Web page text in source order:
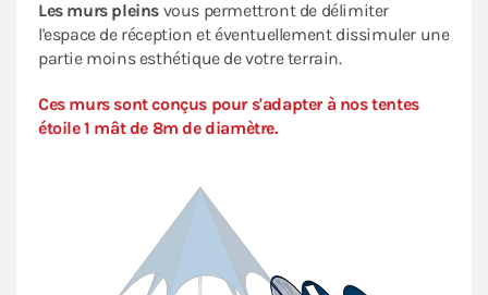
Les murs pleins vous permettront de délimiter
l'espace de réception et éventuellement dissimuler une
partie moins esthétique de votre terrain.
Ces murs sont conçus pour s'adapter à nos tentes
étoile 1 mât de 8m de diamètre.